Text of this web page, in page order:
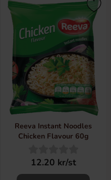
Reeva Instant Noodles
Chicken Flavour 60g
12.20 kr/st